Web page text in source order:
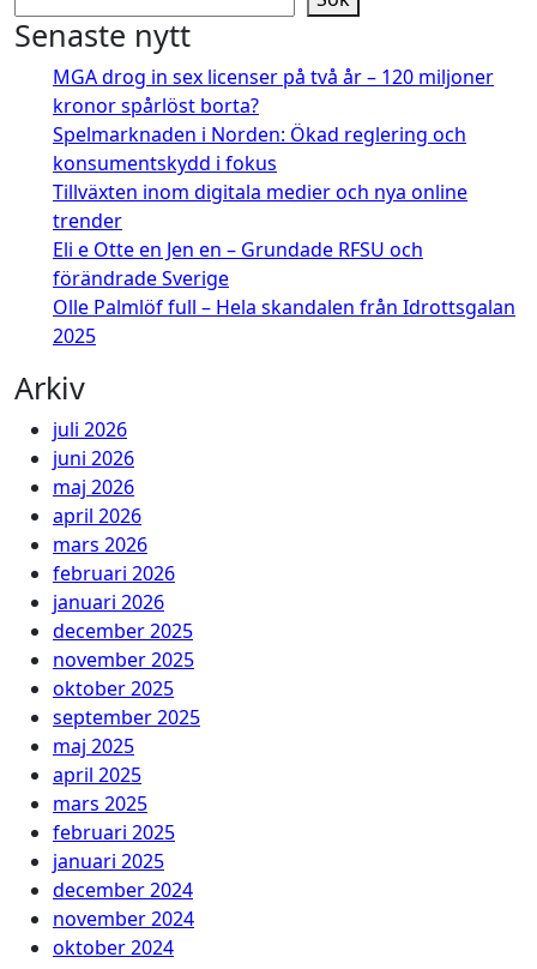
Senaste nytt
MGA drog in sex licenser på två år – 120 miljoner
kronor spårlöst borta?
Spelmarknaden i Norden: Ökad reglering och
konsumentskydd i fokus
Tillväxten inom digitala medier och nya online
trender
Eli e Otte en Jen en – Grundade RFSU och
förändrade Sverige
Olle Palmlöf full – Hela skandalen från Idrottsgalan
2025
Arkiv
juli 2026
juni 2026
maj 2026
april 2026
mars 2026
februari 2026
januari 2026
december 2025
november 2025
oktober 2025
september 2025
maj 2025
april 2025
mars 2025
februari 2025
januari 2025
december 2024
november 2024
oktober 2024